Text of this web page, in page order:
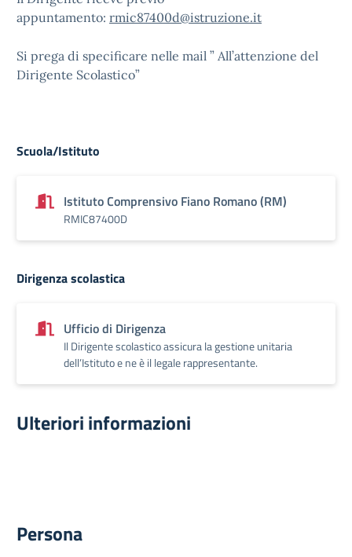
appuntamento: rmic87400d@istruzione.it
Si prega di specificare nelle mail ” All’attenzione del
Dirigente Scolastico”
Scuola/Istituto
Istituto Comprensivo Fiano Romano (RM)
RMIC87400D
Dirigenza scolastica
Ufficio di Dirigenza
Il Dirigente scolastico assicura la gestione unitaria
dell’Istituto e ne è il legale rappresentante.
Ulteriori informazioni
Persona